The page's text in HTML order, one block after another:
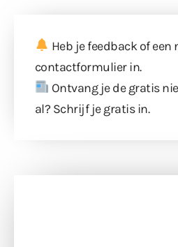
Heb je feedback of een
contactformulierin.
Ontvang je de gratis
al? Schrijf je gratis in.